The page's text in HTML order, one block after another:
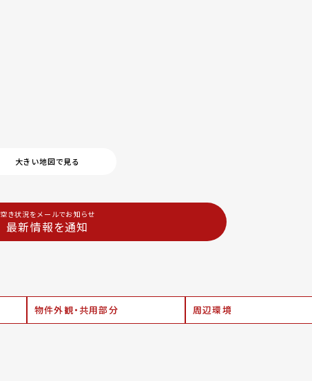
大きい地図で見る
空き状況をメールでお知らせ
最新情報を通知
物件外観・共用部分 周辺環境